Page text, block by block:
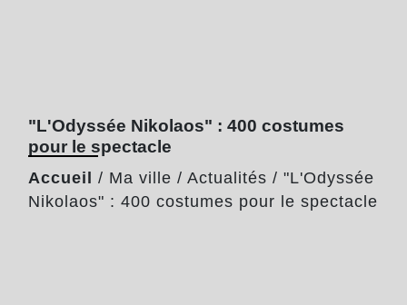
"L'Odyssée Nikolaos" : 400 costumes
pour le spectacle
Accueil / Ma ville / Actualités / "L'Odyssée
Nikolaos" : 400 costumes pour le spectacle